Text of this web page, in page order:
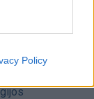
Policy